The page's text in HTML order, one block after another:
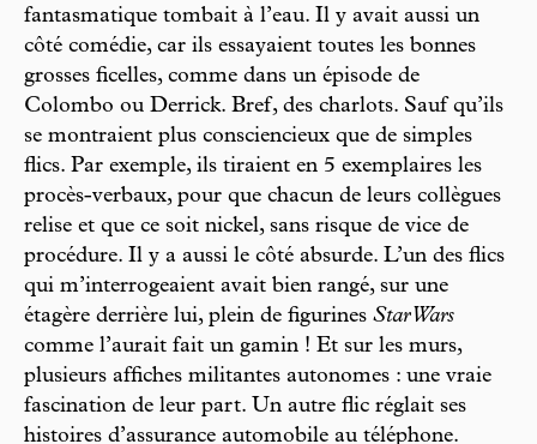
fantasmatique tombait à l’eau. Il y avait aussi un
côté comédie, car ils essayaient toutes les bonnes
grosses ficelles, comme dans un épisode de
Colombo ou Derrick. Bref, des charlots. Sauf qu’ils
se montraient plus consciencieux que de simples
flics. Par exemple, ils tiraient en 5 exemplaires les
procès-verbaux, pour que chacun de leurs collègues
relise et que ce soit nickel, sans risque de vice de
procédure. Il y a aussi le côté absurde. L’un des flics
qui m’interrogeaient avait bien rangé, sur une
étagère derrière lui, plein de figurines Star Wars
comme l’aurait fait un gamin ! Et sur les murs,
plusieurs affiches militantes autonomes : une vraie
fascination de leur part. Un autre flic réglait ses
histoires d’assurance automobile au téléphone.